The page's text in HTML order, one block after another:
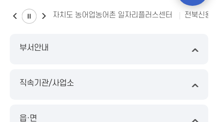
전북특별자치도 농어업농어촌 일자리플러스센터 전북신용
부서안내
직속기관/사업소
읍·면